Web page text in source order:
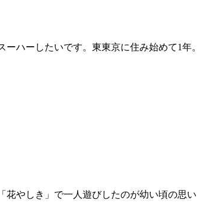
ハーしたいです。東東京に住み始めて1年。
やしき」で一人遊びしたのが幼い頃の思い